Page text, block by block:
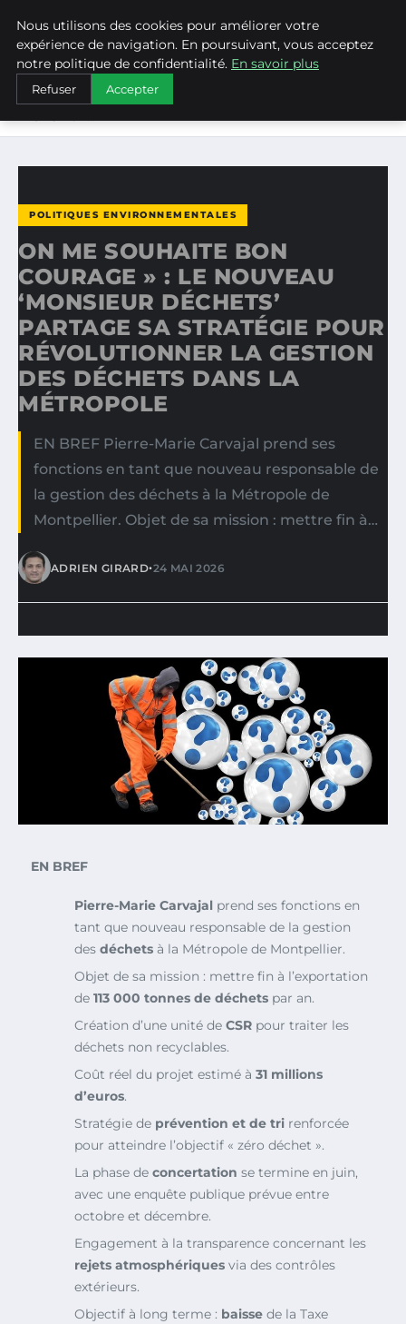
WEARECLIMATECONTROL
ACCUEIL
POLITIQUES ENVIRONNEMENTALES
ON ME SOUHAITE BON COURAGE » : LE NOUVEAU
POLITIQUES ENVIRONNEMENTALES
ON ME SOUHAITE BON
COURAGE » : LE NOUVEAU
‘MONSIEUR DÉCHETS’
PARTAGE SA STRATÉGIE POUR
RÉVOLUTIONNER LA GESTION
DES DÉCHETS DANS LA
MÉTROPOLE
EN BREF Pierre-Marie Carvajal prend ses
fonctions en tant que nouveau responsable de
la gestion des déchets à la Métropole de
Montpellier. Objet de sa mission : mettre fin à…
ADRIEN GIRARD•24 MAI 2026
EN BREF
Pierre-Marie Carvajal prend ses fonctions en
tant que nouveau responsable de la gestion
des déchets à la Métropole de Montpellier.
Objet de sa mission : mettre fin à l’exportation
de 113 000 tonnes de déchets par an.
Création d’une unité de CSR pour traiter les
déchets non recyclables.
Coût réel du projet estimé à 31 millions
d’euros.
Stratégie de prévention et de tri renforcée
pour atteindre l’objectif « zéro déchet ».
La phase de concertation se termine en juin,
avec une enquête publique prévue entre
octobre et décembre.
Engagement à la transparence concernant les
rejets atmosphériques via des contrôles
extérieurs.
Objectif à long terme : baisse de la Taxe
Nous utilisons des cookies pour améliorer votre
expérience de navigation. En poursuivant, vous acceptez
notre politique de confidentialité. En savoir plus
Refuser Accepter